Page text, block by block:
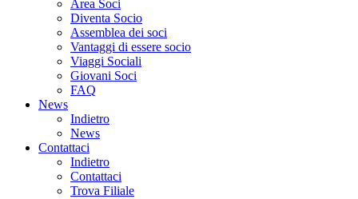
Area Soci
Diventa Socio
Assemblea dei soci
Vantaggi di essere socio
Viaggi Sociali
Giovani Soci
FAQ
News
Indietro
News
Contattaci
Indietro
Contattaci
Trova Filiale